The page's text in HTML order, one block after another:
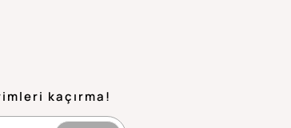
kaçırma!